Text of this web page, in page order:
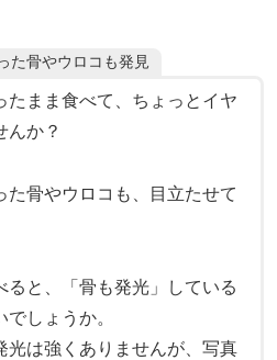
た骨やウロコも発見
たまま食べて、ちょっとイヤ
んか？
た骨やウロコも、目立たせて
ると、「骨も発光」している
しょうか。
光は強くありませんが、写真